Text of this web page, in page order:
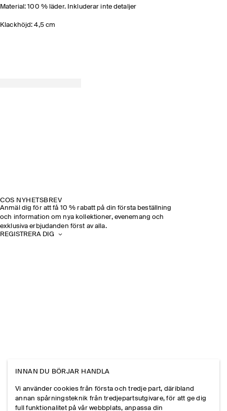
Material: 100 % läder. Inkluderar inte detaljer
Klackhöjd: 4,5 cm
COS NYHETSBREV
Anmäl dig för att få 10 % rabatt på din första beställning
och information om nya kollektioner, evenemang och
exklusiva erbjudanden först av alla.
REGISTRERA DIG
INNAN DU BÖRJAR HANDLA
Vi använder cookies från första och tredje part, däribland
annan spårningsteknik från tredjepartsutgivare, för att ge dig
full funktionalitet på vår webbplats, anpassa din